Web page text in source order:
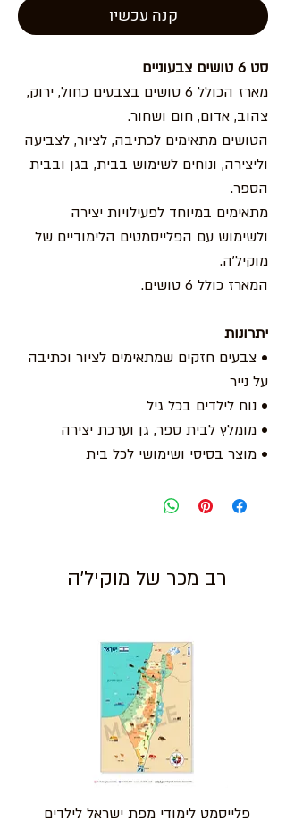
קנה עכשיו
סט 6 טושים צבעוניים
מארז הכולל 6 טושים בצבעים כחול, ירוק,
צהוב, אדום, חום ושחור.
הטושים מתאימים לכתיבה, לציור, לצביעה
וליצירה, ונוחים לשימוש בבית, בגן ובבית
הספר.
מתאימים במיוחד לפעילויות יצירה
ולשימוש עם הפלייסמטים הלימודיים של
מוקיל'ה.
המארז כולל 6 טושים.
יתרונות
• צבעים חזקים שמתאימים לציור וכתיבה
על נייר
• נוח לילדים בכל גיל
• מומלץ לבית ספר, גן וערכת יצירה
• מוצר בסיסי ושימושי לכל בית
רב מכר של מוקיל'ה
פלייסמט לימודי מפת ישראל לילדים